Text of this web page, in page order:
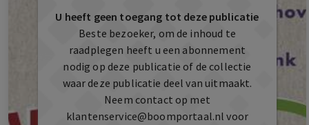
U heeft geen toegang tot deze publicatie
Beste bezoeker, om de inhoud te
raadplegen heeft u een abonnement
nodig op deze publicatie of de collectie
waar deze publicatie deel van uitmaakt.
Neem contact op met
klantenservice@boomportaal.nl voor